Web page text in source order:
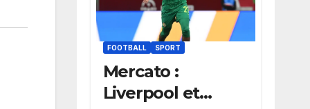
FOOTBALL SPORT
Mercato :
Liverpool et